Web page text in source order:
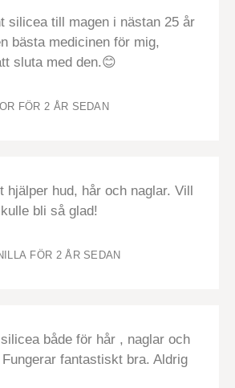
silicea till magen i nästan 25 år
bästa medicinen för mig,
sluta med den.😊
FÖR 2 ÅR SEDAN
hjälper hud, hår och naglar. Vill
bli så glad!
FÖR 2 ÅR SEDAN
både för hår , naglar och
fantastiskt bra. Aldrig